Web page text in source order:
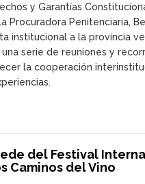
y Garantías
Procuradora Penitenciaria,
institucional a la provincia
serie de reuniones y
la cooperación
del Festival
Caminos del Vino